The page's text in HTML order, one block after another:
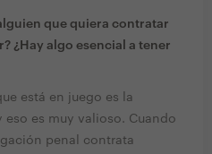
que quiera contratar
¿Hay algo esencial a tener
está en juego es la
eso es muy valioso. Cuando
penal contrata